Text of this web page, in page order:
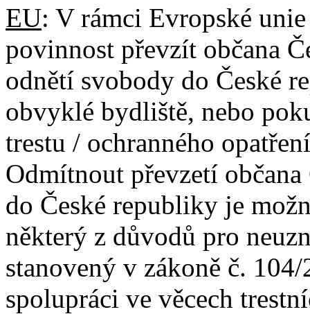
EU: V rámci Evropské
povinnost převzít občana
odnětí svobody do České
obvyklé bydliště, nebo
trestu / ochranného
Odmítnout převzetí
do České republiky je
některý z důvodů pro
stanovený v zákoně č.
spolupráci ve věcech